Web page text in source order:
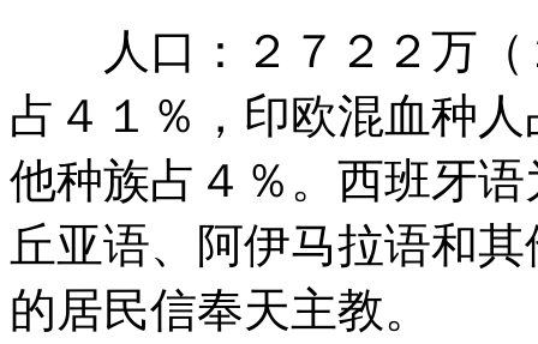
人口：２７２２万（
占４１％，印欧混血种
他种族占４％。西班牙
丘亚语、阿伊马拉语和
的居民信奉天主教。